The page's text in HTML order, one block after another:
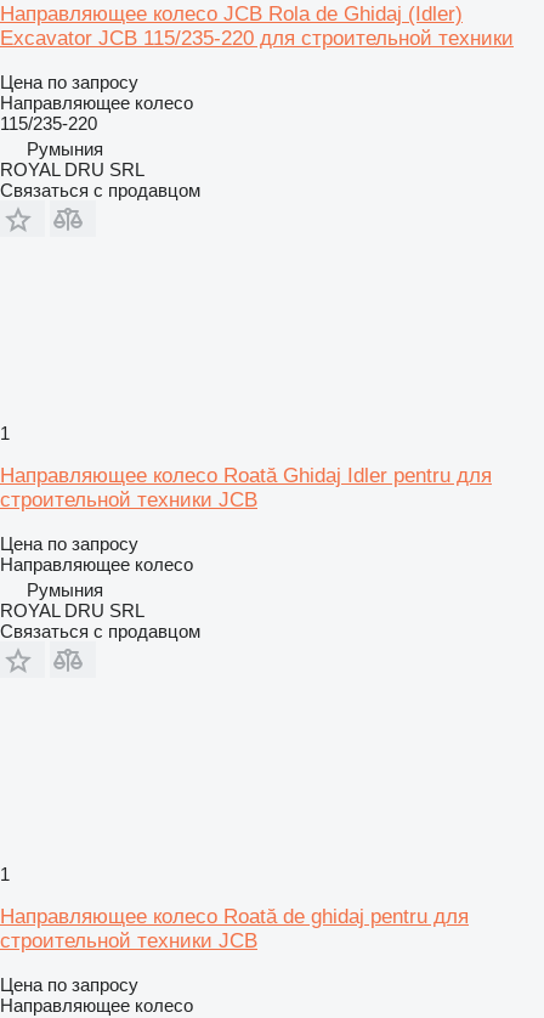
Направляющее колесо JCB Rola de Ghidaj (Idler)
Excavator JCB 115/235-220 для строительной техники
Цена по запросу
Направляющее колесо
115/235-220
Румыния
ROYAL DRU SRL
Связаться с продавцом
1
Направляющее колесо Roată Ghidaj Idler pentru для
строительной техники JCB
Цена по запросу
Направляющее колесо
Румыния
ROYAL DRU SRL
Связаться с продавцом
1
Направляющее колесо Roată de ghidaj pentru для
строительной техники JCB
Цена по запросу
Направляющее колесо